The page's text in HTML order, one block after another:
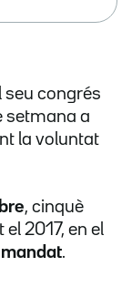
seu congrés
setmana a
la voluntat
, cinquè
2017, en el
.